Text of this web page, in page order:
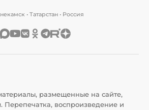
• Татарстан • Россия
размещенные на сайте,
воспроизведение и